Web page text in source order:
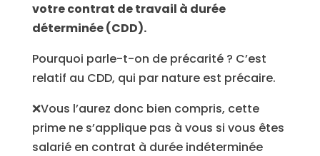
votre contrat de travail à durée
déterminée (CDD).
Pourquoi parle-t-on de précarité ? C’est
relatif au CDD, qui par nature est précaire.
❌Vous l’aurez donc bien compris, cette
prime ne s’applique pas à vous si vous êtes
salarié en contrat à durée indéterminée